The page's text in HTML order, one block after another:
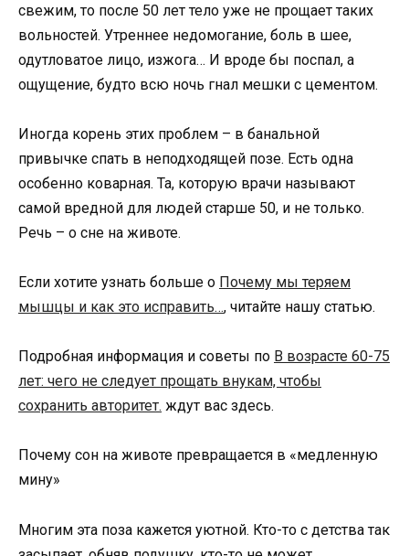
свежим, то после 50 лет тело уже не прощает таких
вольностей. Утреннее недомогание, боль в шее,
одутловатое лицо, изжога… И вроде бы поспал, а
ощущение, будто всю ночь гнал мешки с цементом.
Иногда корень этих проблем – в банальной
привычке спать в неподходящей позе. Есть одна
особенно коварная. Та, которую врачи называют
самой вредной для людей старше 50, и не только.
Речь – о сне на животе.
Если хотите узнать больше о Почему мы теряем
мышцы и как это исправить…, читайте нашу статью.
Подробная информация и советы по В возрасте 60-75
лет: чего не следует прощать внукам, чтобы
сохранить авторитет. ждут вас здесь.
Почему сон на животе превращается в «медленную
мину»
Многим эта поза кажется уютной. Кто-то с детства так